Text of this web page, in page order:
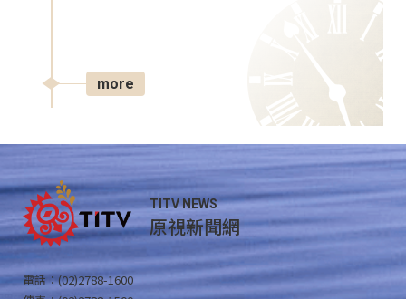
more
TITV NEWS
原視新聞網
電話：(02)2788-1600